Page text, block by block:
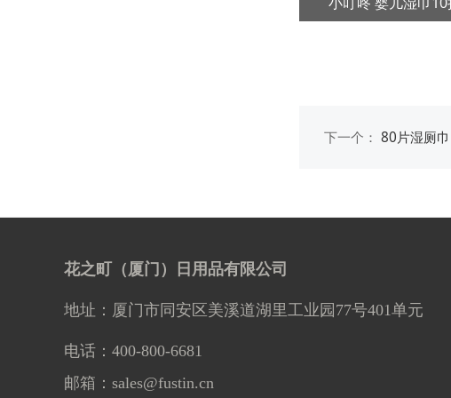
下一个：80片湿厕巾
花之町（厦门）日用品有限公司
地址：厦门市同安区美溪道湖里工业园77号401单元
电话：400-800-6681
邮箱：sales@fustin.cn